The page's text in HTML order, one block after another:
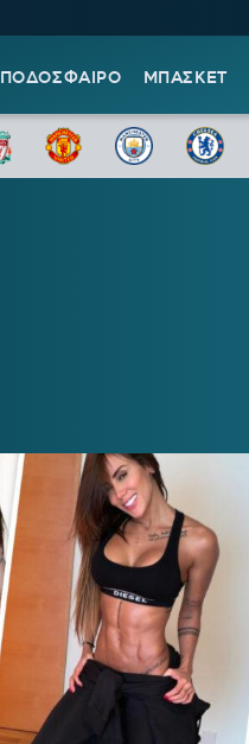
ΠΟΔΟΣΦΑΙΡΟ ΜΠΑΣΚΕΤ